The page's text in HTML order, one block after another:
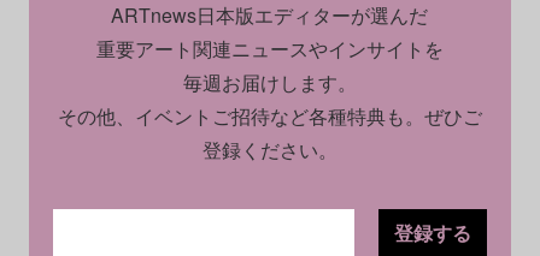
2026.07.06
ARTnews日本版エディターが選んだ
重要アート関連ニュースやインサイトを
毎週お届けします。
その他、イベントご招待など各種特典も。ぜひご
登録ください。
登録する